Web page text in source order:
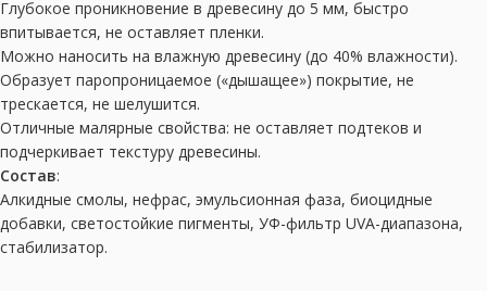
Глубокое проникновение в древесину до 5 мм, быстро
впитывается, не оставляет пленки.
Можно наносить на влажную древесину (до 40% влажности).
Образует паропроницаемое («дышащее») покрытие, не
трескается, не шелушится.
Отличные малярные свойства: не оставляет подтеков и
подчеркивает текстуру древесины.
Состав:
Алкидные смолы, нефрас, эмульсионная фаза, биоцидные
добавки, светостойкие пигменты, УФ-фильтр UVA-диапазона,
стабилизатор.